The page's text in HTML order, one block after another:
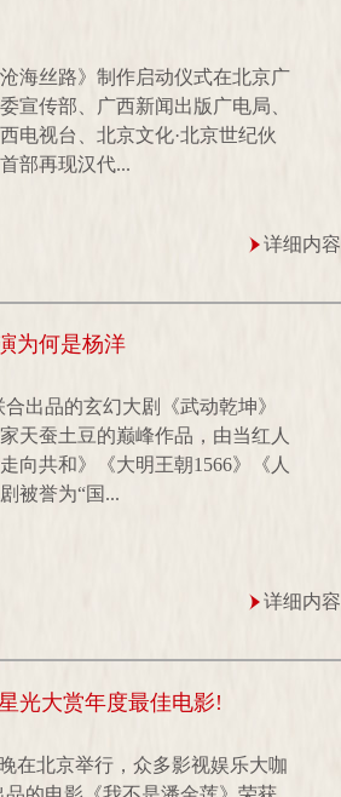
海丝路》制作启动仪式在北京广
宣传部、广西新闻出版广电局、
电视台、北京文化·北京世纪伙
部再现汉代...
详细内容
为何是杨洋
出品的玄幻大剧《武动乾坤》
蚕土豆的巅峰作品，由当红人
向共和》《大明王朝1566》《人
被誉为“国...
详细内容
光大赏年度最佳电影!
在北京举行，众多影视娱乐大咖